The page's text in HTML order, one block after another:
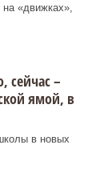
«движках»,
сейчас –
ямой, в
в новых